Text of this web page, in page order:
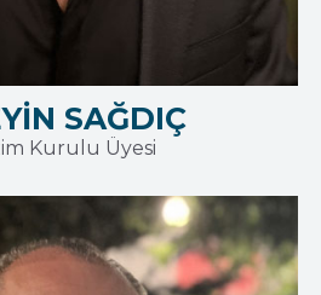
SAĞDIÇ
Kurulu Üyesi